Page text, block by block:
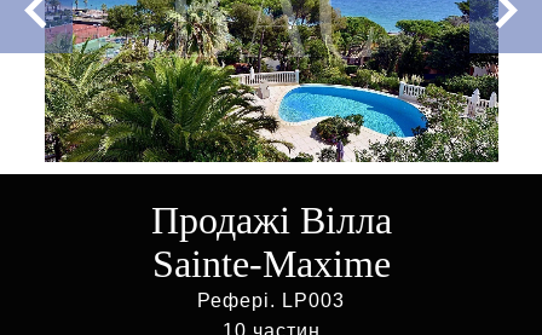
Продажі Вілла
Sainte-Maxime
Рефері. LP003
10 частин